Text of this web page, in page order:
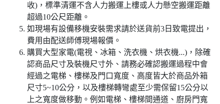
收)，標準清運不含人力搬運上樓或人力懸空搬運距離
超過10公尺距離。
如現場有設備移機安裝需求請於送貨前3日致電提出，
費用由配送師傅現場報價。
購買大型家電(電視、冰箱、洗衣機、烘衣機...)，除確
認商品尺寸及裝機尺寸外、請務必確認搬運過程中會
經過之電梯、樓梯及門口寬度、高度皆大於商品外箱
尺寸5~10公分，以及樓梯轉彎處至少需保留15公分以
上之寬度做移動。例如電梯、樓梯間通道、廚房門寬